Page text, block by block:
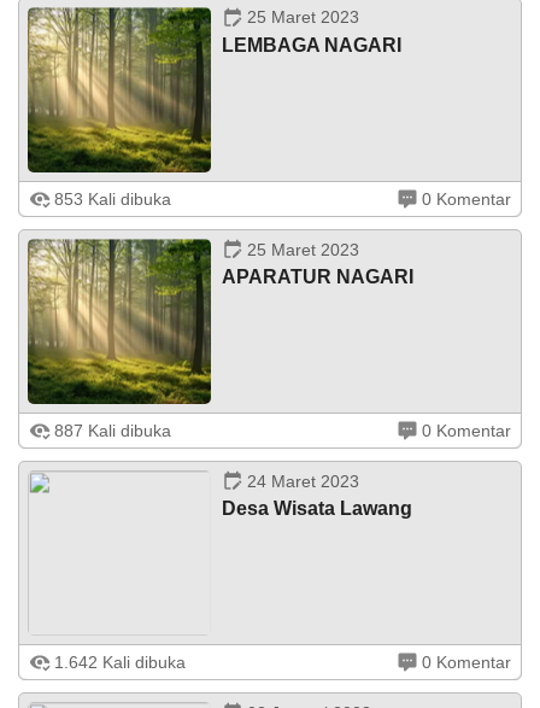
LAPAK NAGARI GALERI FOTO
DATA PETA ARSIP ARTIKEL
25 Maret 2023
LEMBAGA NAGARI
853 Kali dibuka 0 Komentar
Lembaga Nagari ...
25 Maret 2023
APARATUR NAGARI
887 Kali dibuka 0 Komentar
Pemerintahan Nagari Lawang ...
24 Maret 2023
Desa Wisata Lawang
1.642 Kali dibuka 0 Komentar
Desa Wisata Puncak Lawang merupakan unit pengerak
pariwisata di Nagari Lawang yang terletak di Kecamatan
Matur, Kabupaten Agam, Provinsi Sumatera Barat.